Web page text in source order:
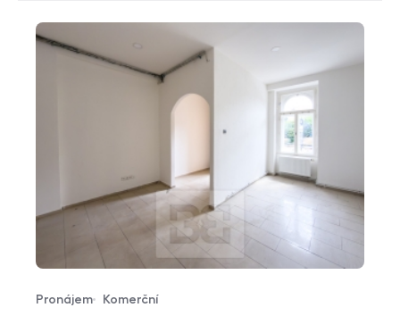
Typ nabídky
Pronájem
Typ nemovitosti
Komerční